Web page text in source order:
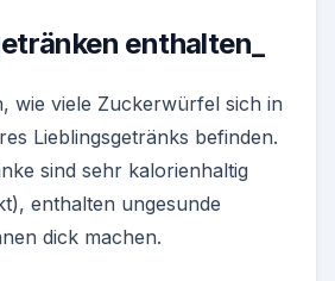
enthalten_
wie viele Zuckerwürfel sich in
Lieblingsgetränks befinden.
sind sehr kalorienhaltig
enthalten ungesunde
dick machen.